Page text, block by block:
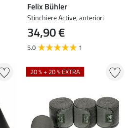
Felix Bühler
Stinchiere Active, anteriori
34,90 €
5.0 1
20 % + 20 % EXTRA